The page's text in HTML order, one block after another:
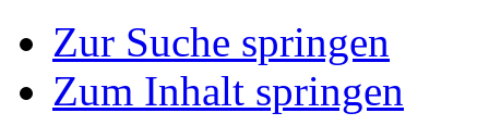
Zur Suche springen
Zum Inhalt springen